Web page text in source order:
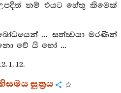
නම් එයට හේතු කිමෙක්
... සත්ත්‍වයා මරණින්
වේ යි හෝ ...
1. 12.
සූත්‍රය